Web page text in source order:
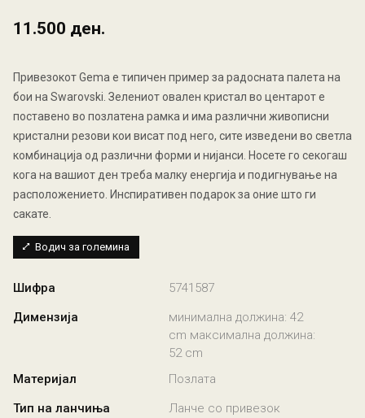
11.500 ден.
Привезокот Gema е типичен пример за радосната палета на
бои на Swarovski. Зелениот овален кристал во центарот е
поставено во позлатена рамка и има различни живописни
кристални резови кои висат под него, сите изведени во светла
комбинација од различни форми и нијанси. Носете го секогаш
кога на вашиот ден треба малку енергија и подигнување на
расположението. Инспиративен подарок за оние што ги
сакате.
Водич за големина
Шифра
5741587
Димензија
минимална должина: 42
cm максимална должина:
52 cm
Материјал
Позлата
Тип на ланчиња
Ланче со привезок